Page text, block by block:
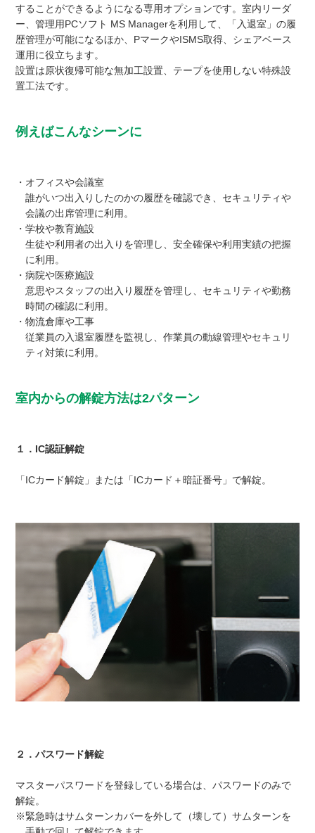
することができるようになる専用オプションです。室内リーダ
ー、管理用PCソフト MS Managerを利用して、「入退室」の履
歴管理が可能になるほか、PマークやISMS取得、シェアベース
運用に役立ちます。
設置は原状復帰可能な無加工設置、テープを使用しない特殊設
置工法です。
例えばこんなシーンに
・オフィスや会議室
誰がいつ出入りしたのかの履歴を確認でき、セキュリティや
会議の出席管理に利用。
・学校や教育施設
生徒や利用者の出入りを管理し、安全確保や利用実績の把握
に利用。
・病院や医療施設
意思やスタッフの出入り履歴を管理し、セキュリティや勤務
時間の確認に利用。
・物流倉庫や工事
従業員の入退室履歴を監視し、作業員の動線管理やセキュリ
ティ対策に利用。
室内からの解錠方法は2パターン
１．IC認証解錠
「ICカード解錠」または「ICカード＋暗証番号」で解錠。
２．パスワード解錠
マスターパスワードを登録している場合は、パスワードのみで
解錠。
※緊急時はサムターンカバーを外して（壊して）サムターンを